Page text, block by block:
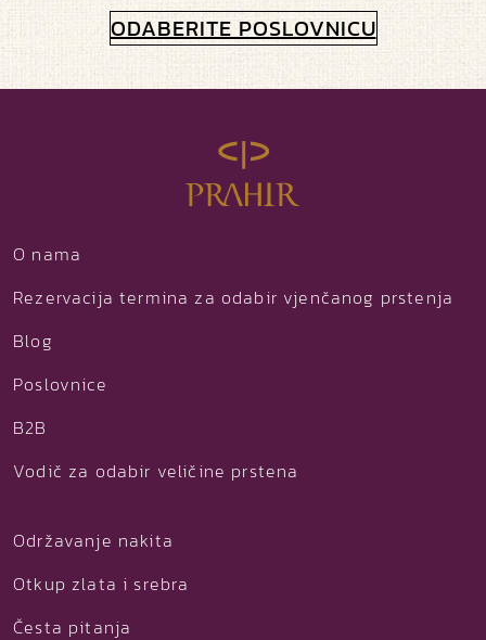
ODABERITE POSLOVNICU
O nama
Rezervacija termina za odabir vjenčanog prstenja
Blog
Poslovnice
B2B
Vodič za odabir veličine prstena
Održavanje nakita
Otkup zlata i srebra
Česta pitanja